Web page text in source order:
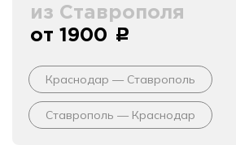
из Ставрополя
от 1900 c
Краснодар — Ставрополь
Ставрополь — Краснодар